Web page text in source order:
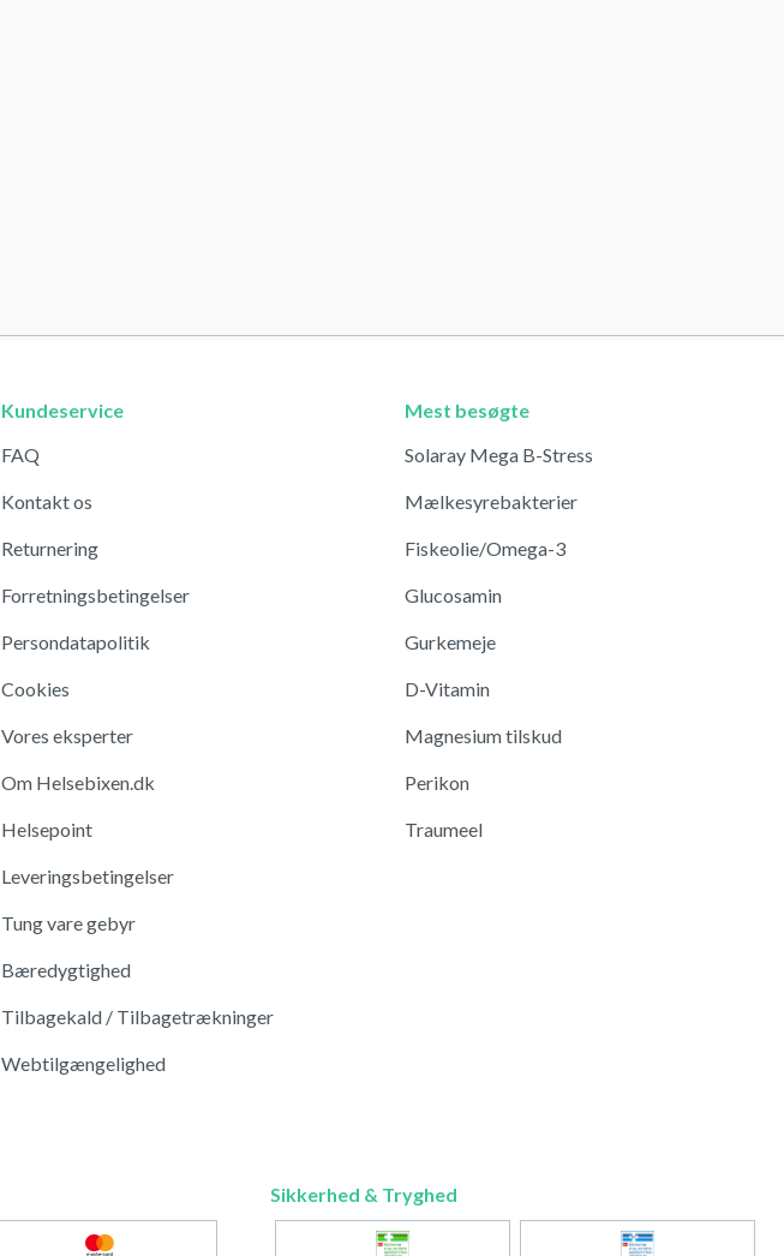
Kundeservice
FAQ
Kontakt os
Returnering
Forretningsbetingelser
Persondatapolitik
Cookies
Vores eksperter
Om Helsebixen.dk
Helsepoint
Leveringsbetingelser
Tung vare gebyr
Bæredygtighed
Tilbagekald / Tilbagetrækninger
Webtilgængelighed
Mest besøgte
Solaray Mega B-Stress
Mælkesyrebakterier
Fiskeolie/Omega-3
Glucosamin
Gurkemeje
D-Vitamin
Magnesium tilskud
Perikon
Traumeel
Sikkerhed & Tryghed